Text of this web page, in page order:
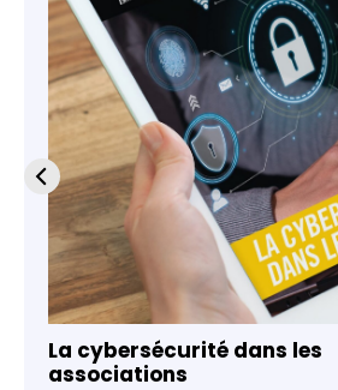
La cybersécurité dans les
associations